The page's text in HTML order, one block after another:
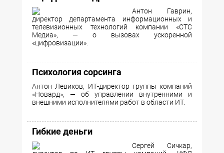
Антон Гаврин,
директор департамента информационных и
телевизионных технологий компании «СТС
Медиа», — о вызовах ускоренной
«цифровизации».
Психология сорсинга
Антон Левиков, ИТ-директор группы компаний
«Новард», — об управлении внутренними и
внешними исполнителями работ в области ИТ.
Гибкие деньги
Сергей Сичкар,